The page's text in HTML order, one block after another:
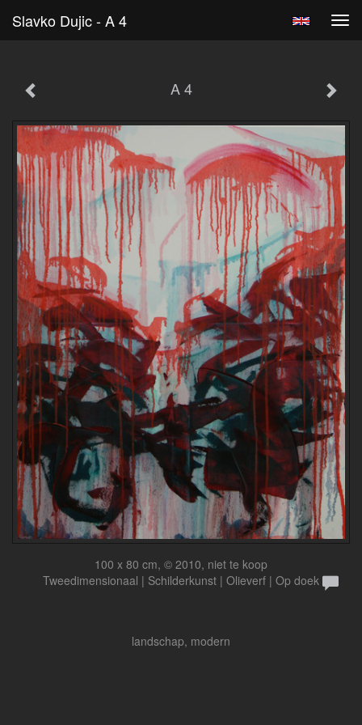
Slavko Dujic - A 4
A 4
100 x 80 cm, © 2010, niet te koop
Tweedimensionaal | Schilderkunst | Olieverf | Op doek
landschap, modern